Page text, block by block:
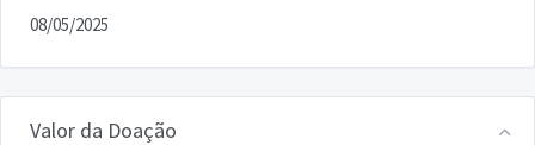
08/05/2025
Valor da Doação